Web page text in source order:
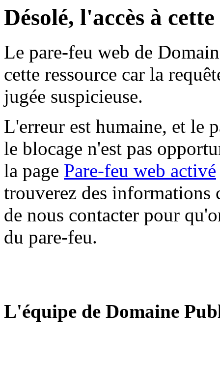
Désolé, l'accès à
Le pare-feu web de
cette ressource car la
jugée suspicieuse.
L'erreur est humaine, et le
le blocage n'est pas
la page Pare-feu web activé
trouverez des informations
de nous contacter pour
du pare-feu.
L'équipe de Domaine